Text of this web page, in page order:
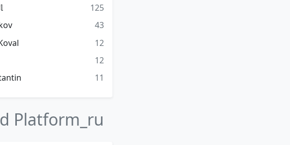
125
43
12
12
11
Platform_ru